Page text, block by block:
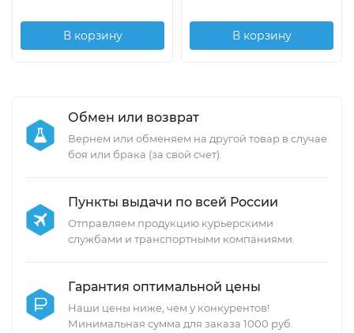
В корзину В корзину
Обмен или возврат
Вернем или обменяем на другой товар в случае
боя или брака (за свой счет).
Пункты выдачи по всей России
Отправляем продукцию курьерскими
службами и транспортными компаниями.
Гарантия оптимальной цены
Наши цены ниже, чем у конкурентов!
Минимальная сумма для заказа 1000 руб.